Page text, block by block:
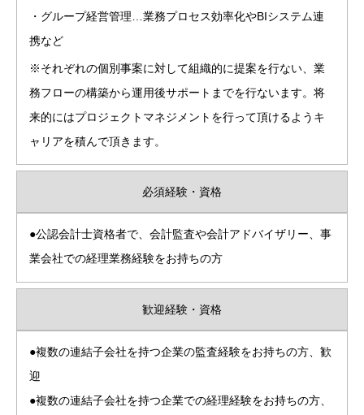
・グループ経営管理…業務プロセス効率化やBIシステム連
携など
※それぞれの個別事案に対して組織的に提案を行ない、業
務フローの構築から運用後サポートまでを行ないます。将
来的にはプロジェクトマネジメントを行って頂けるようキ
ャリアを積んで頂きます。
必須経験・資格
●公認会計士資格者で、会計監査や会計アドバイザリー、事
業会社での経理業務経験をお持ちの方
歓迎経験・資格
●複数の連結子会社を持つ企業の監査経験をお持ちの方、歓
迎
●複数の連結子会社を持つ企業での経理経験をお持ちの方、